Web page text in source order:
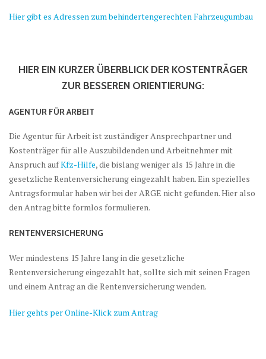
Hier gibt es Adressen zum behindertengerechten Fahrzeugumbau
HIER EIN KURZER ÜBERBLICK DER KOSTENTRÄGER
ZUR BESSEREN ORIENTIERUNG:
AGENTUR FÜR ARBEIT
Die Agentur für Arbeit ist zuständiger Ansprechpartner und
Kostenträger für alle Auszubildenden und Arbeitnehmer mit
Anspruch aufKfz-Hilfe, die bislang weniger als 15 Jahre in die
gesetzliche Rentenversicherung eingezahlt haben. Ein spezielles
Antragsformular haben wir bei der ARGE nicht gefunden. Hier also
den Antrag bitte formlos formulieren.
RENTENVERSICHERUNG
Wer mindestens 15 Jahre lang in die gesetzliche
Rentenversicherung eingezahlt hat, sollte sich mit seinen Fragen
und einem Antrag an die Rentenversicherung wenden.
Hier gehts per Online-Klick zum Antrag